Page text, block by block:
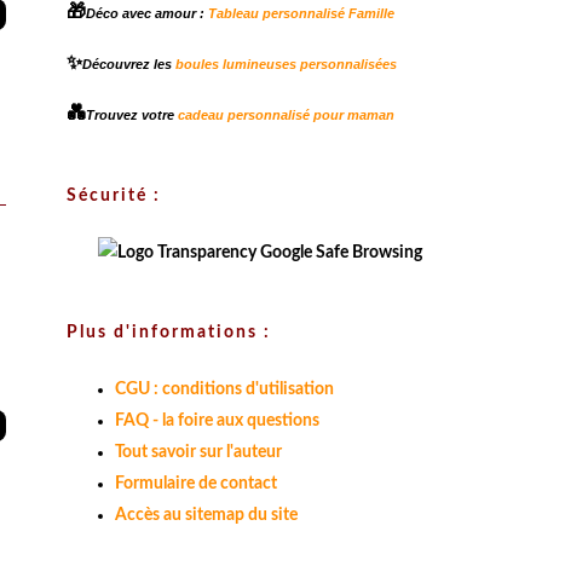
🎁Déco avec amour : Tableau personnalisé Famille
✨Découvrez les boules lumineuses personnalisées
💑Trouvez votre cadeau personnalisé pour maman
Sécurité :
Plus d'informations :
CGU : conditions d'utilisation
FAQ - la foire aux questions
Tout savoir sur l'auteur
Formulaire de contact
Accès au sitemap du site